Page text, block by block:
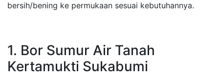
bersih/bening ke permukaan sesuai kebutuhannya.
1. Bor Sumur Air Tanah
Kertamukti Sukabumi